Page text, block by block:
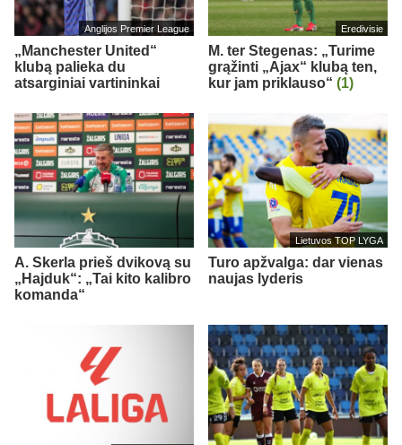
Anglijos Premier League
„Manchester United“
klubą palieka du
atsarginiai vartininkai
Eredivisie
M. ter Stegenas: „Turime
grąžinti „Ajax“ klubą ten,
kur jam priklauso“ (1)
A. Skerla prieš dvikovą su
„Hajduk“: „Tai kito kalibro
komanda“
Lietuvos TOP LYGA
Turo apžvalga: dar vienas
naujas lyderis